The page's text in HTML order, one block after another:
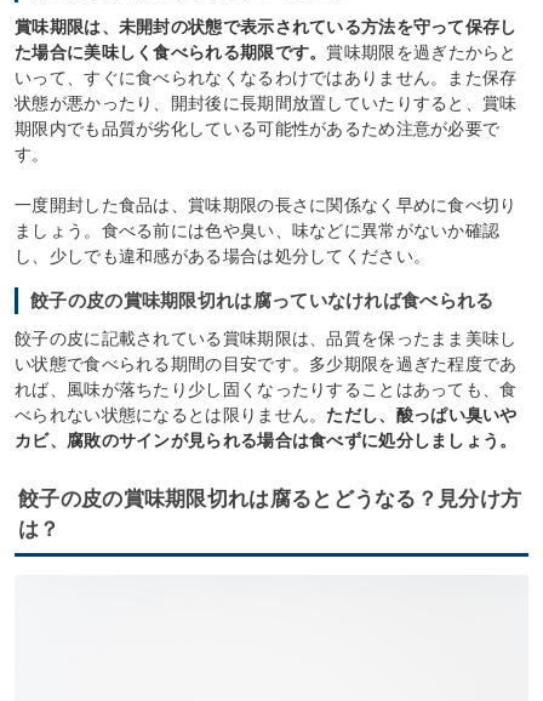
賞味期限は、未開封の状態で表示されている方法を守って保存し
た場合に美味しく食べられる期限です。賞味期限を過ぎたからと
いって、すぐに食べられなくなるわけではありません。また保存
状態が悪かったり、開封後に長期間放置していたりすると、賞味
期限内でも品質が劣化している可能性があるため注意が必要で
す。
一度開封した食品は、賞味期限の長さに関係なく早めに食べ切り
ましょう。食べる前には色や臭い、味などに異常がないか確認
し、少しでも違和感がある場合は処分してください。
餃子の皮の賞味期限切れは腐っていなければ食べられる
餃子の皮に記載されている賞味期限は、品質を保ったまま美味し
い状態で食べられる期間の目安です。多少期限を過ぎた程度であ
れば、風味が落ちたり少し固くなったりすることはあっても、食
べられない状態になるとは限りません。 ただし、酸っぱい臭いや
カビ、腐敗のサインが見られる場合は食べずに処分しましょう。
餃子の皮の賞味期限切れは腐るとどうなる？見分け方
は？